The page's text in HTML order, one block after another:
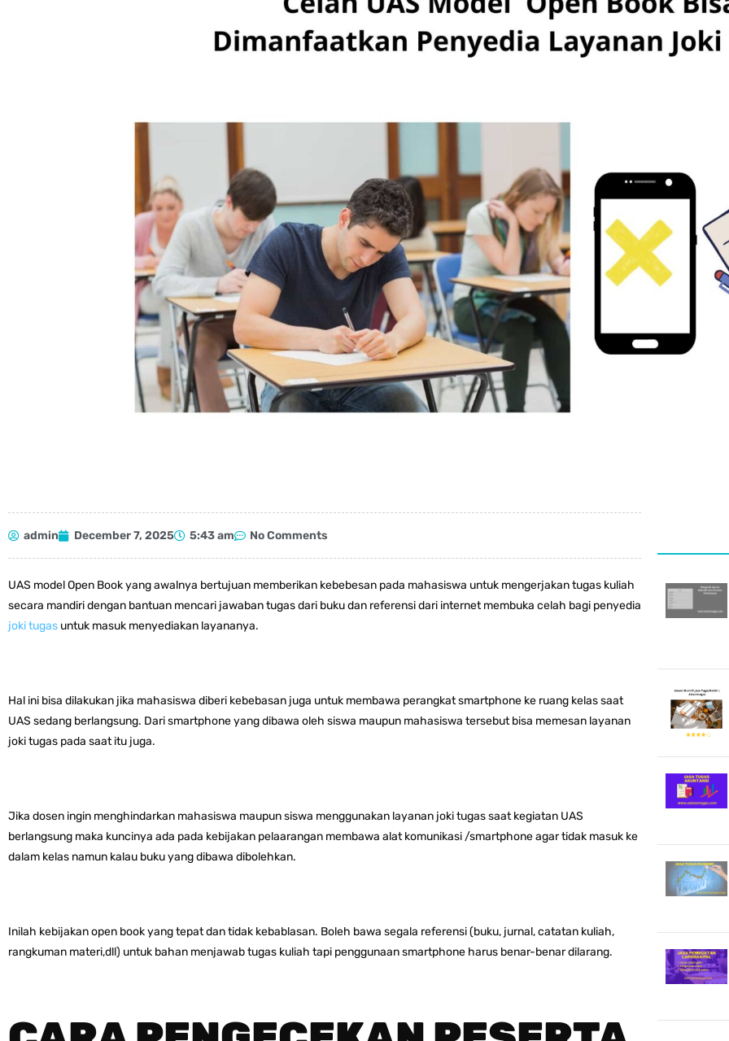
admin December 7, 2025 5:43 am No Comments
UAS model Open Book yang awalnya bertujuan memberikan kebebesan pada mahasiswa untuk mengerjakan tugas kuliah
secara mandiri dengan bantuan mencari jawaban tugas dari buku dan referensi dari internet membuka celah bagi penyedia
joki tugas untuk masuk menyediakan layananya.
Hal ini bisa dilakukan jika mahasiswa diberi kebebasan juga untuk membawa perangkat smartphone ke ruang kelas saat
UAS sedang berlangsung. Dari smartphone yang dibawa oleh siswa maupun mahasiswa tersebut bisa memesan layanan
joki tugas pada saat itu juga.
Jika dosen ingin menghindarkan mahasiswa maupun siswa menggunakan layanan joki tugas saat kegiatan UAS
berlangsung maka kuncinya ada pada kebijakan pelaarangan membawa alat komunikasi /smartphone agar tidak masuk ke
dalam kelas namun kalau buku yang dibawa dibolehkan.
Inilah kebijakan open book yang tepat dan tidak kebablasan. Boleh bawa segala referensi (buku, jurnal, catatan kuliah,
rangkuman materi,dll) untuk bahan menjawab tugas kuliah tapi penggunaan smartphone harus benar-benar dilarang.